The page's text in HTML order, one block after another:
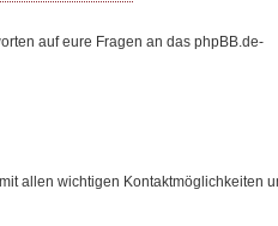
auf eure Fragen an das phpBB.de-
allen wichtigen Kontaktmöglichkeiten